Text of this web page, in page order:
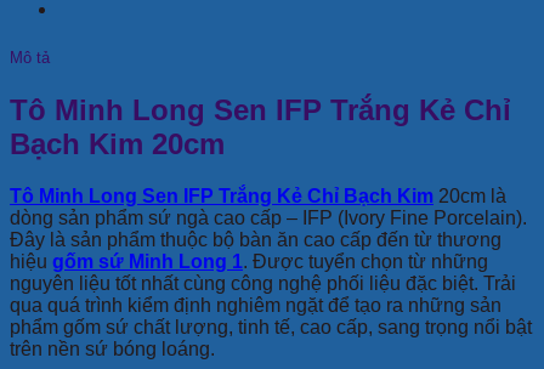
Mô tả
Tô Minh Long Sen IFP Trắng Kẻ Chỉ
Bạch Kim 20cm
Tô Minh Long Sen IFP Trắng Kẻ Chỉ Bạch Kim 20cm là
dòng sản phẩm sứ ngà cao cấp – IFP (Ivory Fine Porcelain).
Đây là sản phẩm thuộc bộ bàn ăn cao cấp đến từ thương
hiệu gốm sứ Minh Long 1. Được tuyển chọn từ những
nguyên liệu tốt nhất cùng công nghệ phối liệu đặc biệt. Trải
qua quá trình kiểm định nghiêm ngặt để tạo ra những sản
phẩm gốm sứ chất lượng, tinh tế, cao cấp, sang trọng nổi bật
trên nền sứ bóng loáng.